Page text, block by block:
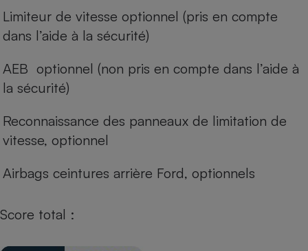
Limiteur de vitesse optionnel (pris en compte
dans l’aide à la sécurité)
AEB optionnel (non pris en compte dans l’aide à
la sécurité)
Reconnaissance des panneaux de limitation de
vitesse, optionnel
Airbags ceintures arrière Ford, optionnels
Score total :